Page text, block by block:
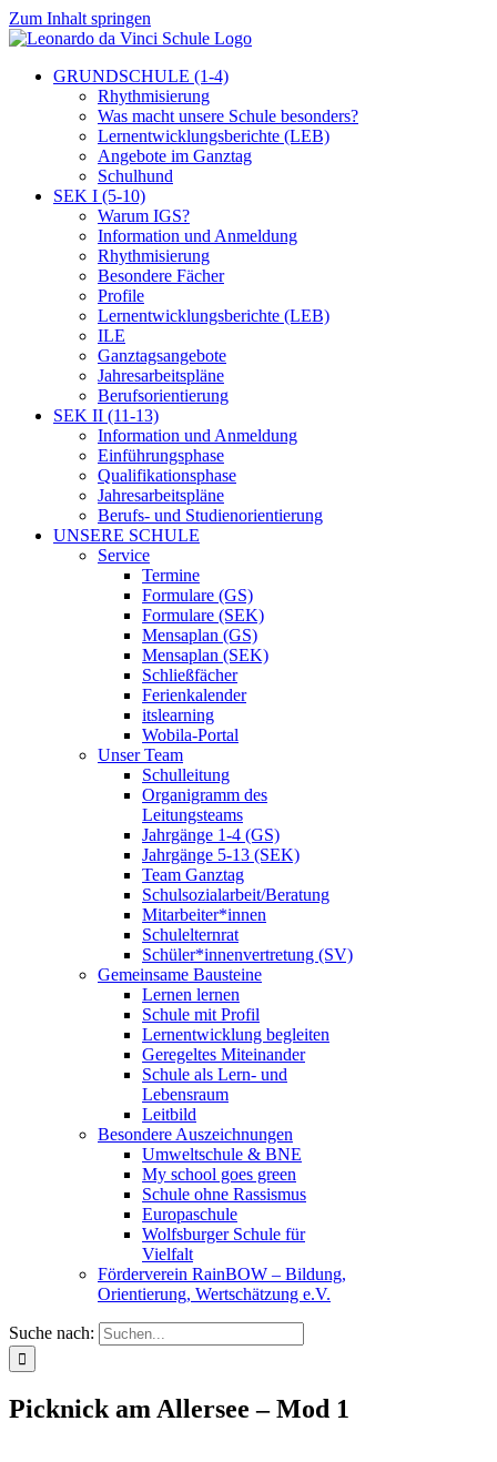
Zum Inhalt springen
GRUNDSCHULE (1-4)
Rhythmisierung
Was macht unsere Schule besonders?
Lernentwicklungsberichte (LEB)
Angebote im Ganztag
Schulhund
SEK I (5-10)
Warum IGS?
Information und Anmeldung
Rhythmisierung
Besondere Fächer
Profile
Lernentwicklungsberichte (LEB)
ILE
Ganztagsangebote
Jahresarbeitspläne
Berufsorientierung
SEK II (11-13)
Information und Anmeldung
Einführungsphase
Qualifikationsphase
Jahresarbeitspläne
Berufs- und Studienorientierung
UNSERE SCHULE
Service
Termine
Formulare (GS)
Formulare (SEK)
Mensaplan (GS)
Mensaplan (SEK)
Schließfächer
Ferienkalender
itslearning
Wobila-Portal
Unser Team
Schulleitung
Organigramm des
Leitungsteams
Jahrgänge 1-4 (GS)
Jahrgänge 5-13 (SEK)
Team Ganztag
Schulsozialarbeit/Beratung
Mitarbeiter*innen
Schulelternrat
Schüler*innenvertretung (SV)
Gemeinsame Bausteine
Lernen lernen
Schule mit Profil
Lernentwicklung begleiten
Geregeltes Miteinander
Schule als Lern- und
Lebensraum
Leitbild
Besondere Auszeichnungen
Umweltschule & BNE
My school goes green
Schule ohne Rassismus
Europaschule
Wolfsburger Schule für
Vielfalt
Förderverein RainBOW – Bildung,
Orientierung, Wertschätzung e.V.
Suche nach:
Picknick am Allersee – Mod 1